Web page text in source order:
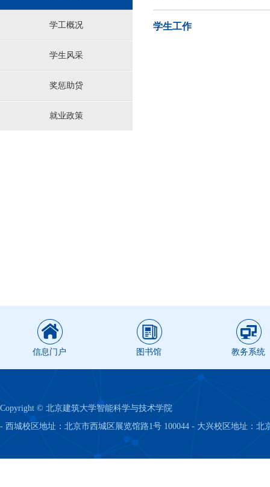
学工概况
学生风采
奖惩助贷
就业政策
学生工作
信息门户 图书馆 教务系统
Copyright © 北京建筑大学智能科学与技术学院
- 西城校区地址：北京市西城区展览馆路1号 100044 - 大兴校区地址：北